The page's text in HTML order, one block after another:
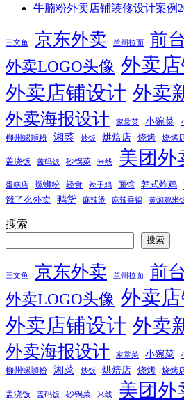
牛腩粉外卖店铺装修设计案例
三文鱼 京东外卖 兰州拉面 前
外卖LOGO头像 外卖
外卖店铺设计 外卖
外卖海报设计 家常菜 小碗菜
柳州螺蛳粉
湘菜 炒饭 烘焙店 烧烤 烧烤
盖浇饭 盖码饭 砂锅菜 米线 美团外
蛋糕店 螺蛳粉 轻食 辣子鸡 面馆 韩式炸鸡
饿了么外卖 鸭货 麻辣烫 麻辣香锅 黄焖鸡米
搜索
搜索
三文鱼 京东外卖 兰州拉面 前
外卖LOGO头像 外卖
外卖店铺设计 外卖
外卖海报设计 家常菜 小碗菜
柳州螺蛳粉
湘菜 炒饭 烘焙店 烧烤 烧烤
盖浇饭 盖码饭 砂锅菜 米线 美团外